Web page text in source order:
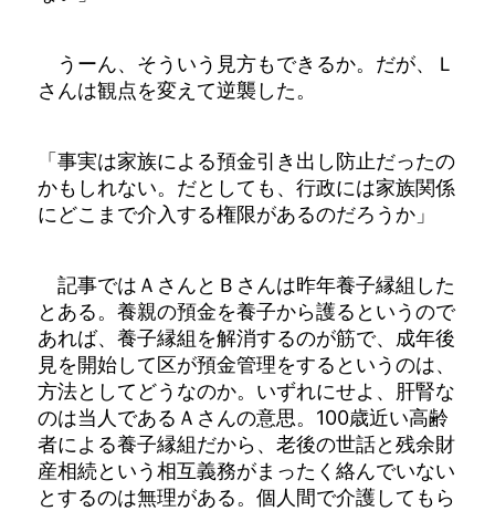
うーん、そういう見方もできるか。だが、Ｌ
さんは観点を変えて逆襲した。
「事実は家族による預金引き出し防止だったの
かもしれない。だとしても、行政には家族関係
にどこまで介入する権限があるのだろうか」
記事ではＡさんとＢさんは昨年養子縁組した
とある。養親の預金を養子から護るというので
あれば、養子縁組を解消するのが筋で、成年後
見を開始して区が預金管理をするというのは、
方法としてどうなのか。いずれにせよ、肝腎な
のは当人であるＡさんの意思。100歳近い高齢
者による養子縁組だから、老後の世話と残余財
産相続という相互義務がまったく絡んでいない
とするのは無理がある。個人間で介護してもら